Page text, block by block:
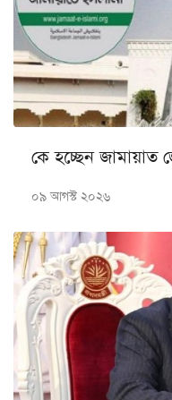
কে হচ্ছেন জামায়াত
০৯ আগস্ট ২০২৬